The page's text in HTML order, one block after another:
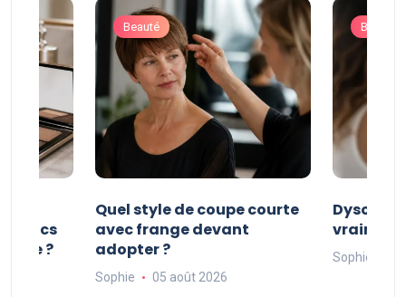
?
Beauté
Quel style de coupe courte
avec frange devant
adopter ?
Sophie 05 août 2026
Beauté
Dyson
vraiment
Sophie